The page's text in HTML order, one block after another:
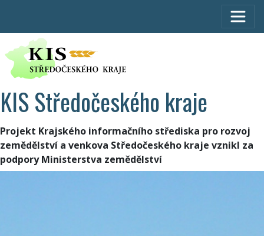
KIS Středočeského kraje
Projekt Krajského informačního střediska pro rozvoj
zemědělství a venkova Středočeského kraje vznikl za
podpory Ministerstva zemědělství